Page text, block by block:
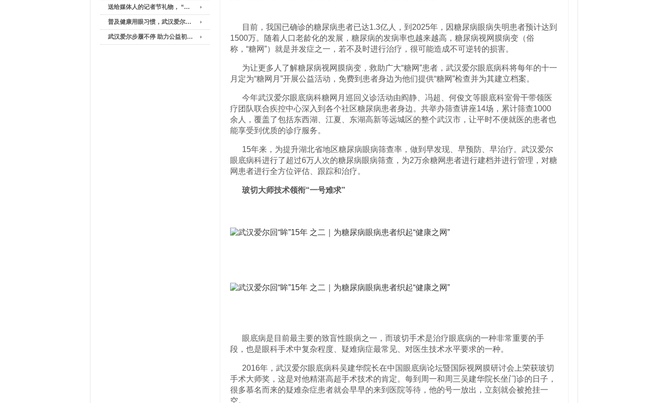
送给媒体人的记者节礼物， “…
普及健康用眼习惯，武汉爱尔…
武汉爱尔步履不停 助力公益初…
目前，我国已确诊的糖尿病患者已达1.3亿人，到2025年，因糖尿病眼病失明患者预计达到
1500万。随着人口老龄化的发展，糖尿病的发病率也越来越高，糖尿病视网膜病变（俗
称，“糖网”）就是并发症之一，若不及时进行治疗，很可能造成不可逆转的损害。
为让更多人了解糖尿病视网膜病变，救助广大“糖网”患者，武汉爱尔眼底病科将每年的十一
月定为“糖网月”开展公益活动，免费到患者身边为他们提供“糖网”检查并为其建立档案。
今年武汉爱尔眼底病科糖网月巡回义诊活动由阎静、冯超、何俊文等眼底科室骨干带领医
疗团队联合疾控中心深入到各个社区糖尿病患者身边。共举办筛查讲座14场，累计筛查1000
余人，覆盖了包括东西湖、江夏、东湖高新等远城区的整个武汉市，让平时不便就医的患者也
能享受到优质的诊疗服务。
15年来，为提升湖北省地区糖尿病眼病筛查率，做到早发现、早预防、早治疗。武汉爱尔
眼底病科进行了超过6万人次的糖尿病眼病筛查，为2万余糖网患者进行建档并进行管理，对糖
网患者进行全方位评估、跟踪和治疗。
玻切大师技术领衔“一号难求”
眼底病是目前最主要的致盲性眼病之一，而玻切手术是治疗眼底病的一种非常重要的手
段，也是眼科手术中复杂程度、疑难病症最常见、对医生技术水平要求的一种。
2016年，武汉爱尔眼底病科吴建华院长在中国眼底病论坛暨国际视网膜研讨会上荣获玻切
手术大师奖，这是对他精湛高超手术技术的肯定。每到周一和周三吴建华院长坐门诊的日子，
很多慕名而来的疑难杂症患者就会早早的来到医院等待，他的号一放出，立刻就会被抢挂一
空。